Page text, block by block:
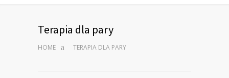
Terapia dla pary
HOME TERAPIA DLA PARY